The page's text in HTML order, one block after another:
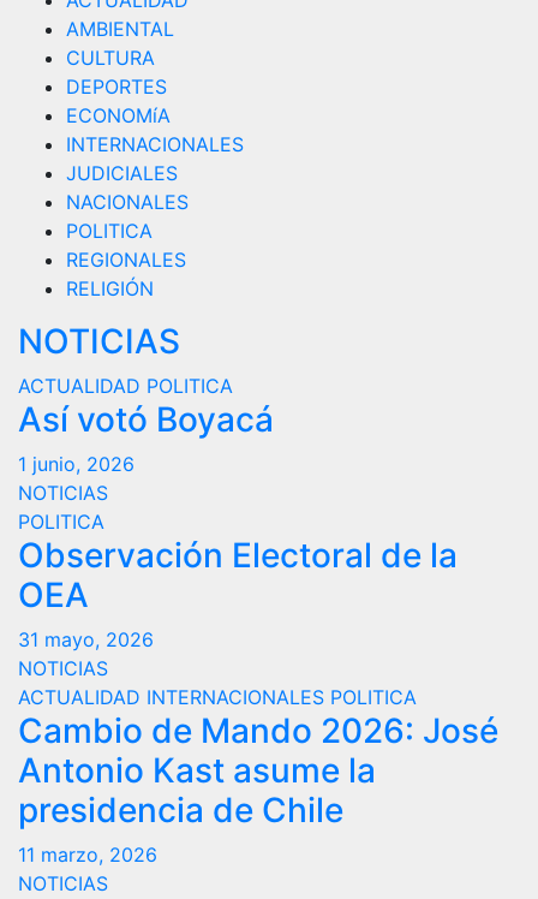
AMBIENTAL
CULTURA
DEPORTES
ECONOMíA
INTERNACIONALES
JUDICIALES
NACIONALES
POLITICA
REGIONALES
RELIGIÓN
NOTICIAS
ACTUALIDAD POLITICA
Así votó Boyacá
1 junio, 2026
NOTICIAS
POLITICA
Observación Electoral de la
OEA
31 mayo, 2026
NOTICIAS
ACTUALIDAD INTERNACIONALES POLITICA
Cambio de Mando 2026: José
Antonio Kast asume la
presidencia de Chile
11 marzo, 2026
NOTICIAS